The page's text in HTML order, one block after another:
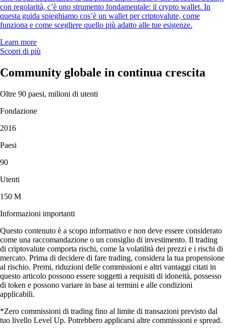
con regolarità, c’è uno strumento fondamentale: il crypto wallet. In
questa guida spieghiamo cos’è un wallet per criptovalute, come
funziona e come scegliere quello più adatto alle tue esigenze.
Learn more
Scopri di più
Community globale in continua crescita
Oltre 90 paesi, milioni di utenti
Fondazione
2016
Paesi
90
Utenti
150 M
Informazioni importanti
Questo contenuto è a scopo informativo e non deve essere considerato
come una raccomandazione o un consiglio di investimento. Il trading
di criptovalute comporta rischi, come la volatilità dei prezzi e i rischi di
mercato. Prima di decidere di fare trading, considera la tua propensione
al rischio. Premi, riduzioni delle commissioni e altri vantaggi citati in
questo articolo possono essere soggetti a requisiti di idoneità, possesso
di token e possono variare in base ai termini e alle condizioni
applicabili.
*Zero commissioni di trading fino al limite di transazioni previsto dal
tuo livello Level Up. Potrebbero applicarsi altre commissioni e spread.